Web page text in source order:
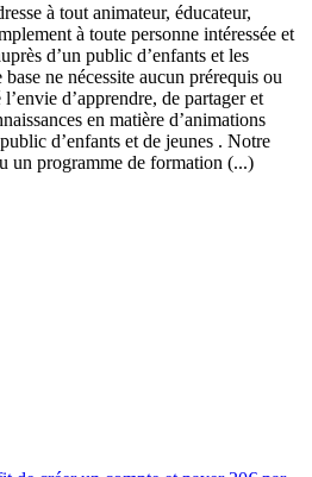
à tout animateur, éducateur,
à toute personne intéressée et
d’un public d’enfants et les
ne nécessite aucun prérequis ou
d’apprendre, de partager et
en matière d’animations
d’enfants et de jeunes . Notre
un programme de formation (...)